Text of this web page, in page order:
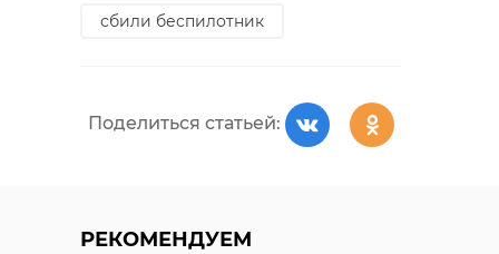
сбили беспилотник
Поделиться статьей:
РЕКОМЕНДУЕМ